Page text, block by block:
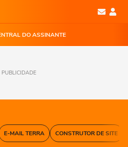
DO ASSINANTE
PUBLICIDADE
E-MAIL TERRA CONSTRUTOR DE SITE